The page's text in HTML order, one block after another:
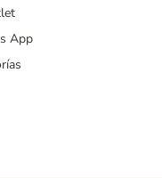
App